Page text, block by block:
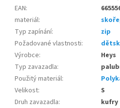
EAN:
materiál:
Typ zapínání:
zip
Požadované vlastnosti:
Výrobce:
Heys
Typ zavazadla:
Použitý materiál:
Velikost:
S
Druh zavazadla:
kufry